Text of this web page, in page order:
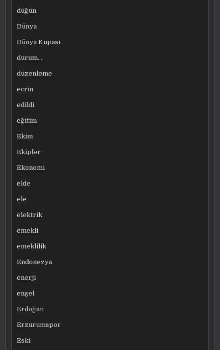
düğün
Dünya
Dünya Kupası
durum…
düzenleme
ecrin
edildi
eğitim
Ekim
Ekipler
Ekonomi
elde
ele
elektrik
emekli
emeklilik
Endonezya
enerji
engel
Erdoğan
Erzurumspor
Eski